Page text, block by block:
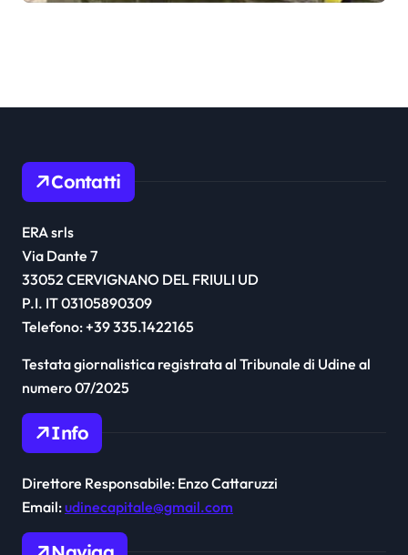
Contatti
ERA srls
Via Dante 7
33052 CERVIGNANO DEL FRIULI UD
P.I. IT 03105890309
Telefono: +39 335.1422165
Testata giornalistica registrata al Tribunale di Udine al
numero 07/2025
Info
Direttore Responsabile: Enzo Cattaruzzi
Email:udinecapitale@gmail.com